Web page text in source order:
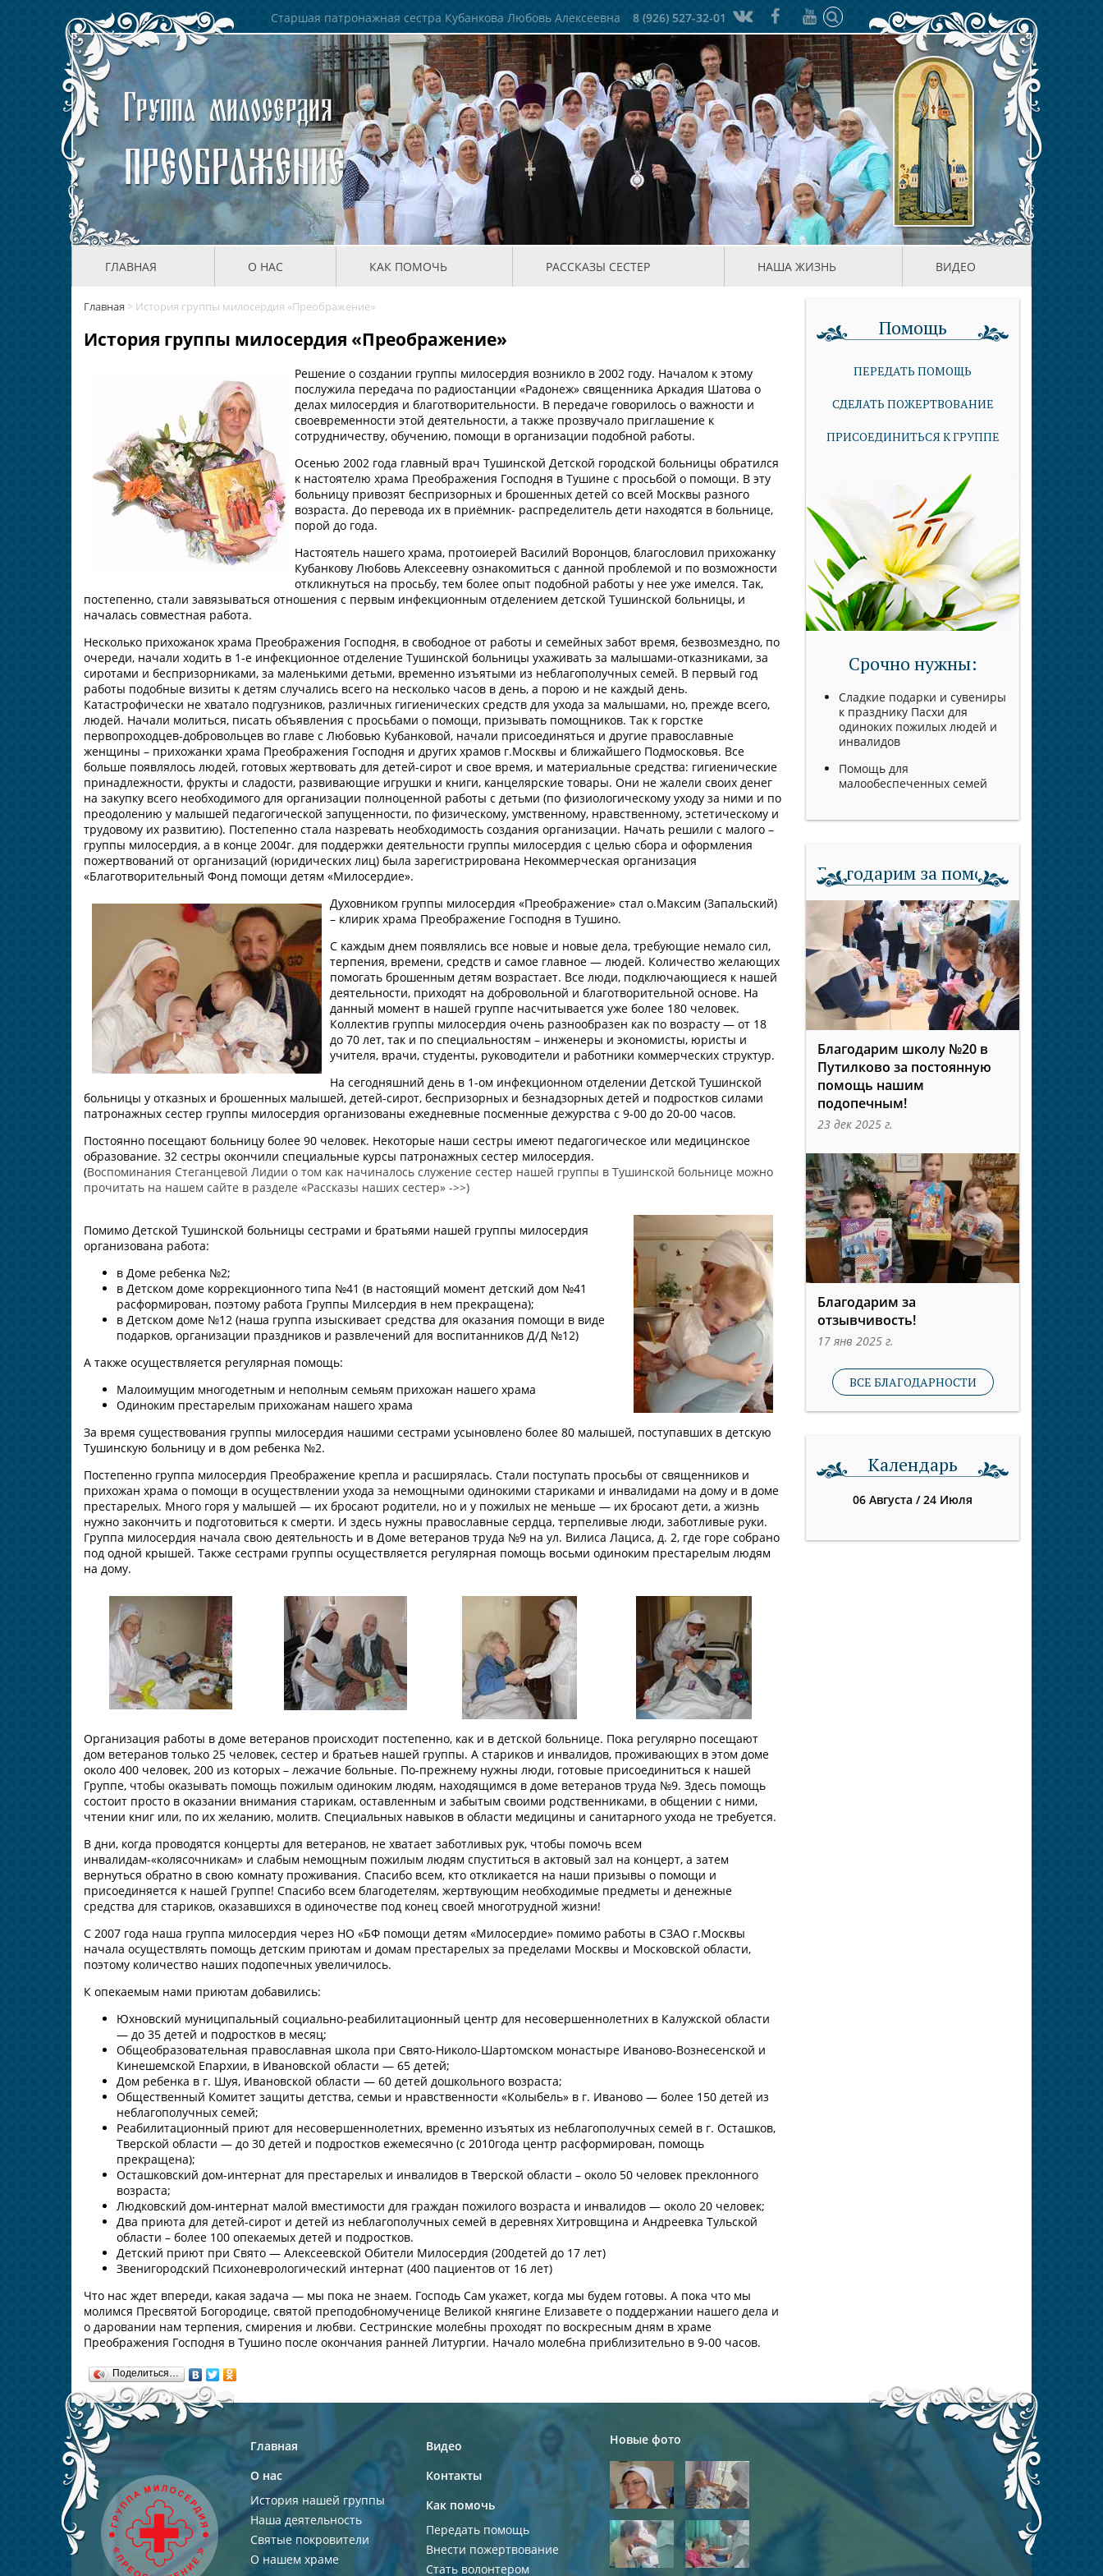
Старшая патронажная сестра Кубанкова Любовь Алексеевна 8 (926) 527-32-01
ГЛАВНАЯ О НАС КАК ПОМОЧЬ РАССКАЗЫ СЕСТЕР НАША ЖИЗНЬ ВИДЕО
Главная > История группы милосердия «Преображение»
История группы милосердия «Преображение»
Решение о создании группы милосердия возникло в 2002 году. Началом к этому
послужила передача по радиостанции «Радонеж» священника Аркадия Шатова о
делах милосердия и благотворительности. В передаче говорилось о важности и
своевременности этой деятельности, а также прозвучало приглашение к
сотрудничеству, обучению, помощи в организации подобной работы.
Осенью 2002 года главный врач Тушинской Детской городской больницы обратился
к настоятелю храма Преображения Господня в Тушине с просьбой о помощи. В эту
больницу привозят беспризорных и брошенных детей со всей Москвы разного
возраста. До перевода их в приёмник- распределитель дети находятся в больнице,
порой до года.
Настоятель нашего храма, протоиерей Василий Воронцов, благословил прихожанку
Кубанкову Любовь Алексеевну ознакомиться с данной проблемой и по возможности
откликнуться на просьбу, тем более опыт подобной работы у нее уже имелся. Так,
постепенно, стали завязываться отношения с первым инфекционным отделением детской Тушинской больницы, и
началась совместная работа.
Несколько прихожанок храма Преображения Господня, в свободное от работы и семейных забот время, безвозмездно, по
очереди, начали ходить в 1-е инфекционное отделение Тушинской больницы ухаживать за малышами-отказниками, за
сиротами и беспризорниками, за маленькими детьми, временно изъятыми из неблагополучных семей. В первый год
работы подобные визиты к детям случались всего на несколько часов в день, а порою и не каждый день.
Катастрофически не хватало подгузников, различных гигиенических средств для ухода за малышами, но, прежде всего,
людей. Начали молиться, писать объявления с просьбами о помощи, призывать помощников. Так к горстке
первопроходцев-добровольцев во главе с Любовью Кубанковой, начали присоединяться и другие православные
женщины – прихожанки храма Преображения Господня и других храмов г.Москвы и ближайшего Подмосковья. Все
больше появлялось людей, готовых жертвовать для детей-сирот и свое время, и материальные средства: гигиенические
принадлежности, фрукты и сладости, развивающие игрушки и книги, канцелярские товары. Они не жалели своих денег
на закупку всего необходимого для организации полноценной работы с детьми (по физиологическому уходу за ними и по
преодолению у малышей педагогической запущенности, по физическому, умственному, нравственному, эстетическому и
трудовому их развитию). Постепенно стала назревать необходимость создания организации. Начать решили с малого –
группы милосердия, а в конце 2004г. для поддержки деятельности группы милосердия с целью сбора и оформления
пожертвований от организаций (юридических лиц) была зарегистрирована Некоммерческая организация
«Благотворительный Фонд помощи детям «Милосердие».
Духовником группы милосердия «Преображение» стал о.Максим (Запальский)
– клирик храма Преображение Господня в Тушино.
С каждым днем появлялись все новые и новые дела, требующие немало сил,
терпения, времени, средств и самое главное — людей. Количество желающих
помогать брошенным детям возрастает. Все люди, подключающиеся к нашей
деятельности, приходят на добровольной и благотворительной основе. На
данный момент в нашей группе насчитывается уже более 180 человек.
Коллектив группы милосердия очень разнообразен как по возрасту — от 18
до 70 лет, так и по специальностям – инженеры и экономисты, юристы и
учителя, врачи, студенты, руководители и работники коммерческих структур.
На сегодняшний день в 1-ом инфекционном отделении Детской Тушинской
больницы у отказных и брошенных малышей, детей-сирот, беспризорных и безнадзорных детей и подростков силами
патронажных сестер группы милосердия организованы ежедневные посменные дежурства с 9-00 до 20-00 часов.
Постоянно посещают больницу более 90 человек. Некоторые наши сестры имеют педагогическое или медицинское
образование. 32 сестры окончили специальные курсы патронажных сестер милосердия.
(Воспоминания Стеганцевой Лидии о том как начиналось служение сестер нашей группы в Тушинской больнице можно
прочитать на нашем сайте в разделе «Рассказы наших сестер» ->>)
Помимо Детской Тушинской больницы сестрами и братьями нашей группы милосердия
организована работа:
в Доме ребенка №2;
в Детском доме коррекционного типа №41 (в настоящий момент детский дом №41
расформирован, поэтому работа Группы Милсердия в нем прекращена);
в Детском доме №12 (наша группа изыскивает средства для оказания помощи в виде
подарков, организации праздников и развлечений для воспитанников Д/Д №12)
А также осуществляется регулярная помощь:
Малоимущим многодетным и неполным семьям прихожан нашего храма
Одиноким престарелым прихожанам нашего храма
За время существования группы милосердия нашими сестрами усыновлено более 80 малышей, поступавших в детскую
Тушинскую больницу и в дом ребенка №2.
Постепенно группа милосердия Преображение крепла и расширялась. Стали поступать просьбы от священников и
прихожан храма о помощи в осуществлении ухода за немощными одинокими стариками и инвалидами на дому и в доме
престарелых. Много горя у малышей — их бросают родители, но и у пожилых не меньше — их бросают дети, а жизнь
нужно закончить и подготовиться к смерти. И здесь нужны православные сердца, терпеливые люди, заботливые руки.
Группа милосердия начала свою деятельность и в Доме ветеранов труда №9 на ул. Вилиса Лациса, д. 2, где горе собрано
под одной крышей. Также сестрами группы осуществляется регулярная помощь восьми одиноким престарелым людям
на дому.
Организация работы в доме ветеранов происходит постепенно, как и в детской больнице. Пока регулярно посещают
дом ветеранов только 25 человек, сестер и братьев нашей группы. А стариков и инвалидов, проживающих в этом доме
около 400 человек, 200 из которых – лежачие больные. По-прежнему нужны люди, готовые присоединиться к нашей
Группе, чтобы оказывать помощь пожилым одиноким людям, находящимся в доме ветеранов труда №9. Здесь помощь
состоит просто в оказании внимания старикам, оставленным и забытым своими родственниками, в общении с ними,
чтении книг или, по их желанию, молитв. Специальных навыков в области медицины и санитарного ухода не требуется.
В дни, когда проводятся концерты для ветеранов, не хватает заботливых рук, чтобы помочь всем
инвалидам-«колясочникам» и слабым немощным пожилым людям спуститься в актовый зал на концерт, а затем
вернуться обратно в свою комнату проживания. Спасибо всем, кто откликается на наши призывы о помощи и
присоединяется к нашей Группе! Спасибо всем благодетелям, жертвующим необходимые предметы и денежные
средства для стариков, оказавшихся в одиночестве под конец своей многотрудной жизни!
С 2007 года наша группа милосердия через НО «БФ помощи детям «Милосердие» помимо работы в СЗАО г.Москвы
начала осуществлять помощь детским приютам и домам престарелых за пределами Москвы и Московской области,
поэтому количество наших подопечных увеличилось.
К опекаемым нами приютам добавились:
Юхновский муниципальный социально-реабилитационный центр для несовершеннолетних в Калужской области
— до 35 детей и подростков в месяц;
Общеобразовательная православная школа при Свято-Николо-Шартомском монастыре Иваново-Вознесенской и
Кинешемской Епархии, в Ивановской области — 65 детей;
Дом ребенка в г. Шуя, Ивановской области — 60 детей дошкольного возраста;
Общественный Комитет защиты детства, семьи и нравственности «Колыбель» в г. Иваново — более 150 детей из
неблагополучных семей;
Реабилитационный приют для несовершеннолетних, временно изъятых из неблагополучных семей в г. Осташков,
Тверской области — до 30 детей и подростков ежемесячно (с 2010года центр расформирован, помощь
прекращена);
Осташковский дом-интернат для престарелых и инвалидов в Тверской области – около 50 человек преклонного
возраста;
Людковский дом-интернат малой вместимости для граждан пожилого возраста и инвалидов — около 20 человек;
Два приюта для детей-сирот и детей из неблагополучных семей в деревнях Хитровщина и Андреевка Тульской
области – более 100 опекаемых детей и подростков.
Детский приют при Свято — Алексеевской Обители Милосердия (200детей до 17 лет)
Звенигородский Психоневрологический интернат (400 пациентов от 16 лет)
Что нас ждет впереди, какая задача — мы пока не знаем. Господь Сам укажет, когда мы будем готовы. А пока что мы
молимся Пресвятой Богородице, святой преподобномученице Великой княгине Елизавете о поддержании нашего дела и
о даровании нам терпения, смирения и любви. Сестринские молебны проходят по воскресным дням в храме
Преображения Господня в Тушино после окончания ранней Литургии. Начало молебна приблизительно в 9-00 часов.
Поделиться…
Помощь
ПЕРЕДАТЬ ПОМОЩЬ
СДЕЛАТЬ ПОЖЕРТВОВАНИЕ
ПРИСОЕДИНИТЬСЯ К ГРУППЕ
Срочно нужны:
Сладкие подарки и сувениры
к празднику Пасхи для
одиноких пожилых людей и
инвалидов
Помощь для
малообеспеченных семей
Благодарим за помощь
Благодарим школу №20 в
Путилково за постоянную
помощь нашим
подопечным!
23 дек 2025 г.
Благодарим за
отзывчивость!
17 янв 2025 г.
ВСЕ БЛАГОДАРНОСТИ
Календарь
06 Августа /24 Июля
Главная
О нас
История нашей группы
Наша деятельность
Святые покровители
О нашем храме
Видео
Контакты
Как помочь
Передать помощь
Внести пожертвование
Стать волонтером
Новые фото